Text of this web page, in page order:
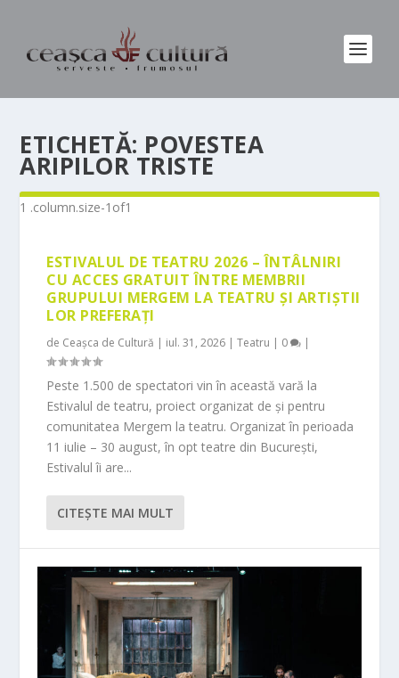
ETICHETĂ: POVESTEA
ARIPILOR TRISTE
ESTIVALUL DE TEATRU 2026 – ÎNTÂLNIRI
CU ACCES GRATUIT ÎNTRE MEMBRII
GRUPULUI MERGEM LA TEATRU ȘI ARTIȘTII
LOR PREFERAȚI
de Ceașca de Cultură | iul. 31, 2026 |Teatru | 0 |
Peste 1.500 de spectatori vin în această vară la
Estivalul de teatru, proiect organizat de și pentru
comunitatea Mergem la teatru. Organizat în perioada
11 iulie – 30 august, în opt teatre din București,
Estivalul îi are...
CITEŞTE MAI MULT